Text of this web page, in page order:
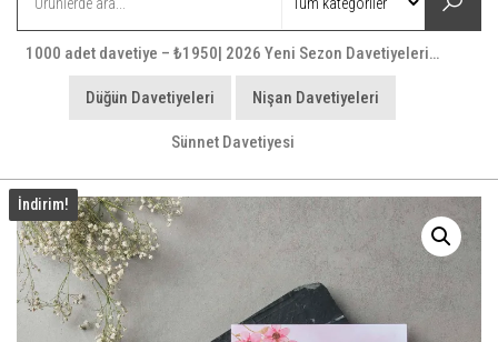
1000 adet davetiye – ₺1950| 2026 Yeni Sezon Davetiyeleri…
Düğün Davetiyeleri Nişan Davetiyeleri
Sünnet Davetiyesi
İndirim!